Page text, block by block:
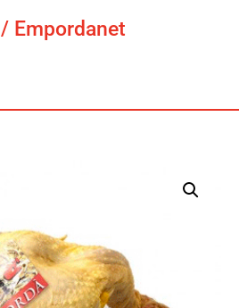
/ Empordanet